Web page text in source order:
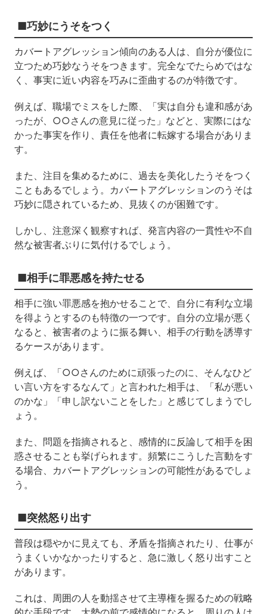
■巧妙にうそをつく
カバートアグレッション傾向のある人は、自分が優位に
立つため巧妙なうそをつきます。完全なでたらめではな
く、事実に近い内容を巧みに歪曲するのが特徴です。
例えば、職場でミスをした際、「実は自分も違和感があ
ったが、○○さんの意見に従った」などと、実際にはな
かった事実を作り、責任を他者に転嫁する場合がありま
す。
また、注目を集めるために、過去を美化したうそをつく
こともあるでしょう。カバートアグレッションのうそは
巧妙に隠されているため、見抜くのが困難です。
しかし、注意深く観察すれば、発言内容の一貫性や不自
然な被害者ぶりに気付けるでしょう。
■相手に罪悪感を持たせる
相手に強い罪悪感を抱かせることで、自分に有利な立場
を得ようとするのも特徴の一つです。自分の立場が悪く
なると、被害者のように振る舞い、相手の行動を誘導す
るケースがあります。
例えば、「○○さんのために頑張ったのに、そんなひど
い言い方をするなんて」と言われた相手は、「私が悪い
のかな」「申し訳ないことをした」と感じてしまうでし
ょう。
また、問題を指摘されると、感情的に反論して相手を困
惑させることも挙げられます。頻繁にこうした言動をす
る場合、カバートアグレッションの可能性があるでしょ
う。
■突然怒り出す
普段は穏やかに見えても、矛盾を指摘されたり、仕事が
うまくいかなかったりすると、急に激しく怒り出すこと
があります。
これは、周囲の人を動揺させて主導権を握るための戦略